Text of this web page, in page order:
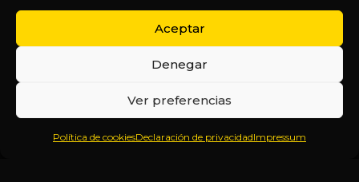
Aceptar
Denegar
Ver preferencias
Política de cookiesDeclaración de privacidadImpressum
Inicio
Sobre
Política
de
SÍGUENOS